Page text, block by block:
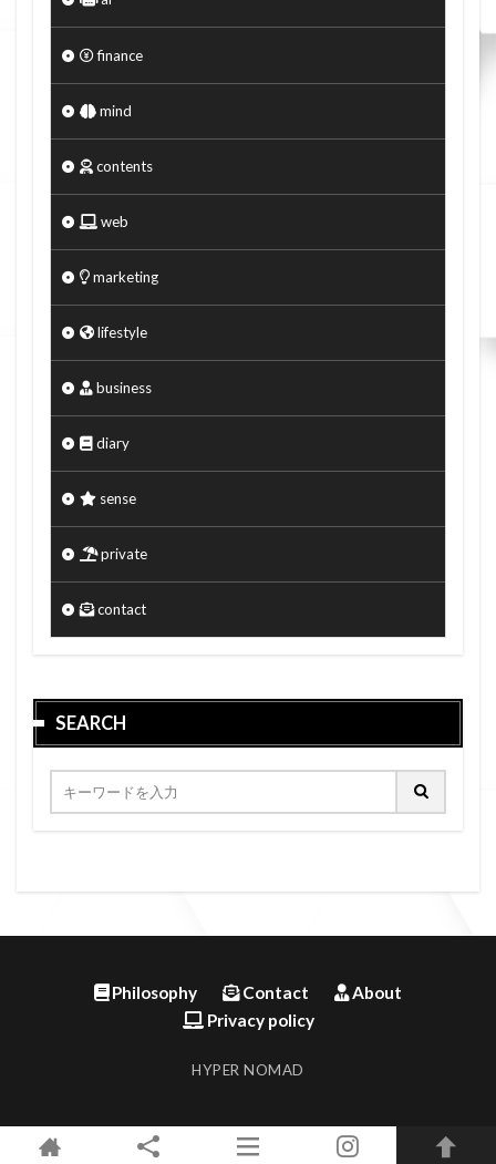
finance
mind
contents
web
marketing
lifestyle
business
diary
sense
private
contact
SEARCH
Philosophy Contact
About
Privacy policy
HYPER NOMAD